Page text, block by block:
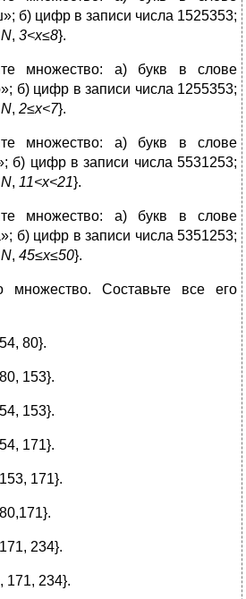
б) цифр в записи числа 1525353;
N, 3<x≤8}.
множество: а) букв в слове
б) цифр в записи числа 1255353;
N, 2≤x<7}.
множество: а) букв в слове
б) цифр в записи числа 5531253;
N, 11<x<21}.
множество: а) букв в слове
б) цифр в записи числа 5351253;
N, 45≤x≤50}.
множество. Составьте все его
80}.
153}.
153}.
171}.
171}.
234}.
171, 234}.